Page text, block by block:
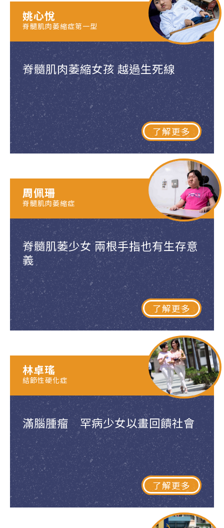
脊髓肌肉萎縮女孩 越過生死線
了解更多
姚心悅
脊髓肌肉萎縮症第一型
脊髓肌萎少女 兩根手指也有生存意
義
了解更多
周佩珊
脊髓肌肉萎縮症
滿腦腫瘤 罕病少女以畫回饋社會
了解更多
林卓瑤
結節性硬化症